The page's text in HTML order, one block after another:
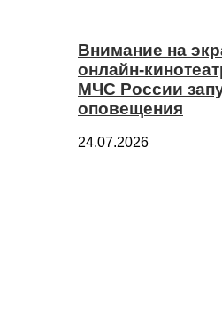
Внимание на
онлайн-
МЧС России
оповещения
24.07.2026